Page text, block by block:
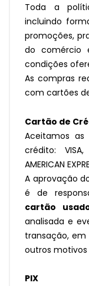
Toda a
incluindo
promoções,
do comércio
condições
As compras
com cartões
Cartão de
Aceitamos
crédito: VISA,
AMERICAN
A aprovação
é de
cartão
analisada e
transação,
outros
PIX